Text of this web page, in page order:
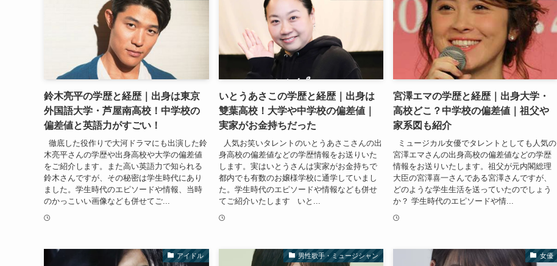
鈴木亮平の学歴と経歴｜出身は東京
外国語大学・芦屋南高校！中学校の
偏差値と英語力がすごい！
徹底した役作りで大河ドラマにも出演した鈴
木亮平さんの学歴や出身高校や大学の偏差値
をご紹介します。また高い英語力で知られる
鈴木さんですが、その秘密は学生時代にあり
ました。学生時代のエピソードや情報、当時
のかっこいい画像なども併せてご...
いとうあさこの学歴と経歴｜出身は
雙葉高校！大学や中学校の偏差値｜
実家がお金持ちだった
人気お笑いタレントのいとうあさこさんの出
身高校の偏差値などの学歴情報をお送りいた
します。実はいとうさんは実家がお金持ちで
都内でも有数のお嬢様学校に通学していまし
た。学生時代のエピソードや情報なども併せ
てご紹介いたします いと...
宮澤エマの学歴と経歴｜出身大学・
高校どこ？中学校の偏差値｜祖父や
家系図も紹介
ミュージカル女優でタレントとしても人気の
宮澤エマさんの出身高校の偏差値などの学歴
情報をお送りいたします。祖父が元内閣総理
大臣の宮澤喜一さんである宮澤さんですが、
どのような学生生活を送っていたのでしょう
か？ 学生時代のエピソードや情...
アイドル 男性歌手・ミュージシャン 女優